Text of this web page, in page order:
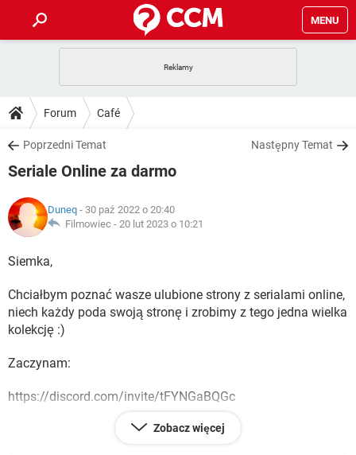
MENU
GRY
SPOTIFY
INSTAGRAM
WINDOWS 10
PORADY
PlayStation
INSTAGRAM
WINDOWS 10
DO POBRANIA
ANDROID
GRY
IOS NETFLIX
COVID-19
GRY
SPOTIFY
INSTAGRAM FACEBOOK
WINDOWS 10
ARTYKUŁY
SPOTIFY NETFLIX
INSTAGRAM
WINDOWS 10
Forum Café
Poprzedni Temat Następny Temat
Seriale Online za darmo
Duneq - 30 paź 2022 o 20:40
Filmowiec - 20 lut 2023 o 10:21
Siemka,
Chciałbym poznać wasze ulubione strony z serialami online,
niech każdy poda swoją stronę i zrobimy z tego jedna wielka
kolekcję :)
Zaczynam:
https://discord.com/invite/tFYNGaBQGc
Serwer Discord na którym można obejrzeć nowości Seriali,
Zobacz więcej